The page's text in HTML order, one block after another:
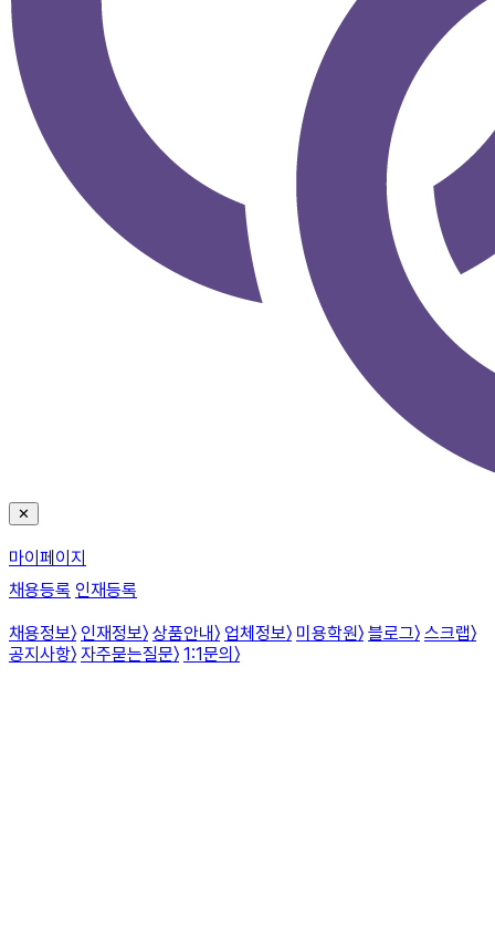
✕
마이페이지
채용등록 인재등록
채용정보〉 인재정보〉 상품안내 〉 업체정보〉 미용학원〉 블로그〉 스크랩〉
공지사항〉 자주묻는질문〉 1:1문의 〉